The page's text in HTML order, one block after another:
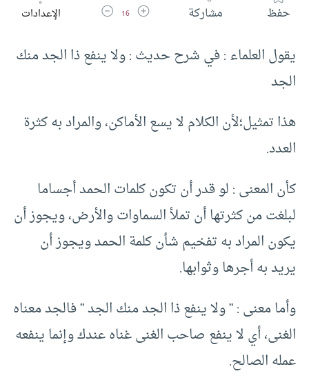
حفظ مشاركة زيادة حجم الخط
16 تقليل حجم الخطالإعدادات
يقول العلماء : في شرح حديث : ولا ينفع ذا الجد منك
الجد
هذا تمثيل؛لأن الكلام لا يسع الأماكن، والمراد به كثرة
العدد.
كأن المعنى : لو قدر أن تكون كلمات الحمد أجساما
لبلغت من كثرتها أن تملأ السماوات والأرض، ويجوز أن
يكون المراد به تفخيم شأن كلمة الحمد ويجوز أن
يريد به أجرها وثوابها.
وأما معنى : ” ولا ينفع ذا الجد منك الجد ” فالجد معناه
الغنى، أي لا ينفع صاحب الغنى غناه عندك وإنما ينفعه
عمله الصالح.